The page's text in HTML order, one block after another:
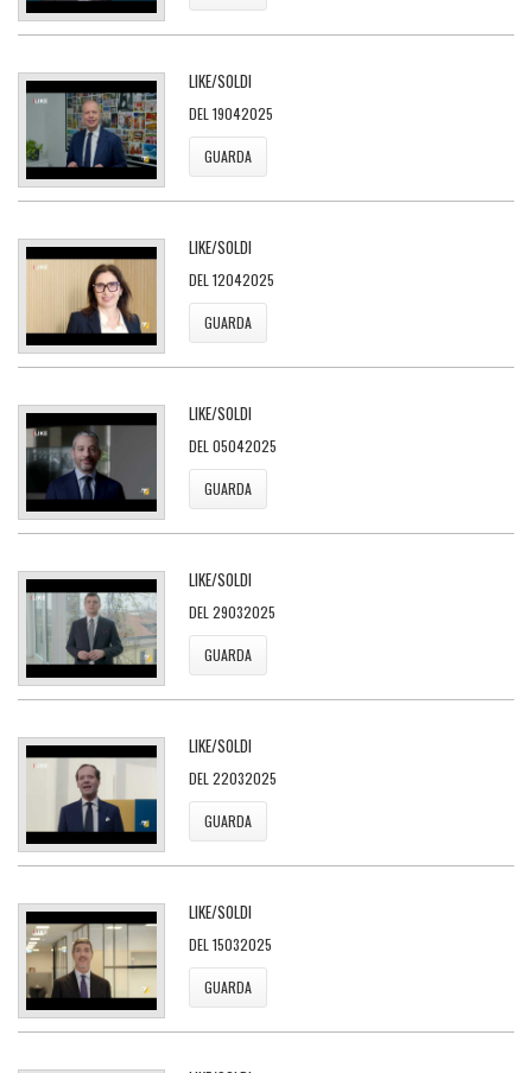
LIKE/SOLDI
DEL 19042025
GUARDA
LIKE/SOLDI
DEL 12042025
GUARDA
LIKE/SOLDI
DEL 05042025
GUARDA
LIKE/SOLDI
DEL 29032025
GUARDA
LIKE/SOLDI
DEL 22032025
GUARDA
LIKE/SOLDI
DEL 15032025
GUARDA